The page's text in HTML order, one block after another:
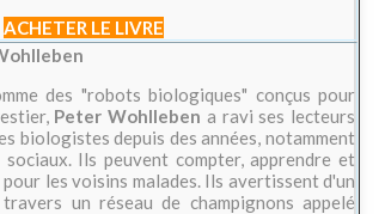
ACHETER LE LIVRE
des "robots biologiques" conçus pour
Peter Wohlleben a ravi ses lecteurs
biologistes depuis des années, notamment
Ils peuvent compter, apprendre et
les voisins malades. Ils avertissent d'un
un réseau de champignons appelé